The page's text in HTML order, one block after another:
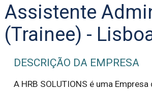
Assistente
(Trainee) -
DESCRIÇÃO DA EMPRESA
A HRB SOLUTIONS é uma